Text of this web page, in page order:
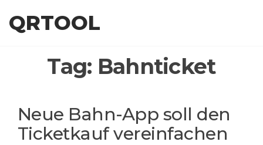
QRTOOL
Tag: Bahnticket
Neue Bahn-App soll den
Ticketkauf vereinfachen